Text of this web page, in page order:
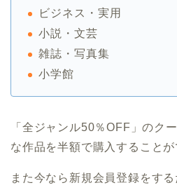
ビジネス・実用
小説・文芸
雑誌・写真集
小学館
「全ジャンル50％OFF」のク
な作品を半額で購入することが
また今なら新規会員登録をす